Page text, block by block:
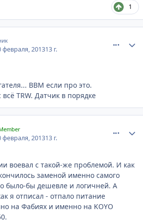
1
февраля, 201313 г.
BBM если про это.
TRW. Датчик в порядке
февраля, 201313 г.
воевал с такой-же проблемой. И как
заменой именно самого
было-бы дешевле и логичней. А
я отписал - отпало питание
на Фабиях и именно на KOYO